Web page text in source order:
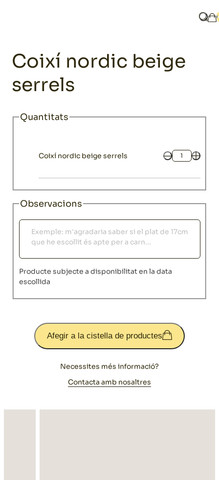
Què
Coixí nordic beige
Coixí nordic beige
serrels
Quantitats
Coixí nordic beige serrels Quantitat
Observacions
Observacions
Producte subjecte a disponibilitat en la data
escollida
Afegir a la cistella de productes
Necessites més informació?
Contacta amb nosaltres